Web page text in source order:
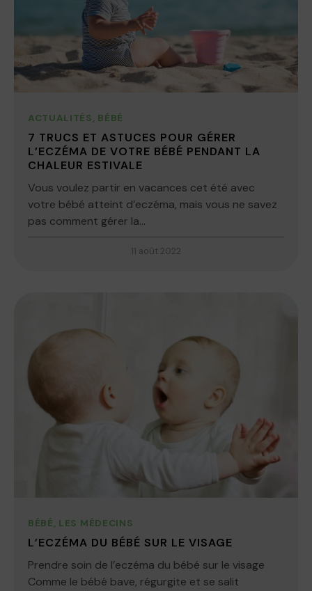
ACTUALITÉS, BÉBÉ
7 TRUCS ET ASTUCES POUR GÉRER
L’ECZÉMA DE VOTRE BÉBÉ PENDANT LA
CHALEUR ESTIVALE
Vous voulez partir en vacances cet été avec
votre bébé atteint d’eczéma, mais vous ne savez
pas comment gérer la...
11 août 2022
BÉBÉ, LES MÉDECINS
L’ECZÉMA DU BÉBÉ SUR LE VISAGE
Prendre soin de l’eczéma du bébé sur le visage
Comme le bébé bave, régurgite et se salit